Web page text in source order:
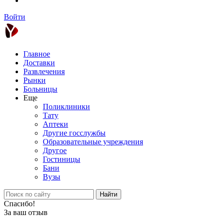
Войти
Главное
Доставки
Развлечения
Рынки
Больницы
Еще
Поликлиники
Тату
Аптеки
Другие госслужбы
Образовательные учреждения
Другое
Гостиницы
Бани
Вузы
Найти
Спасибо!
За ваш отзыв